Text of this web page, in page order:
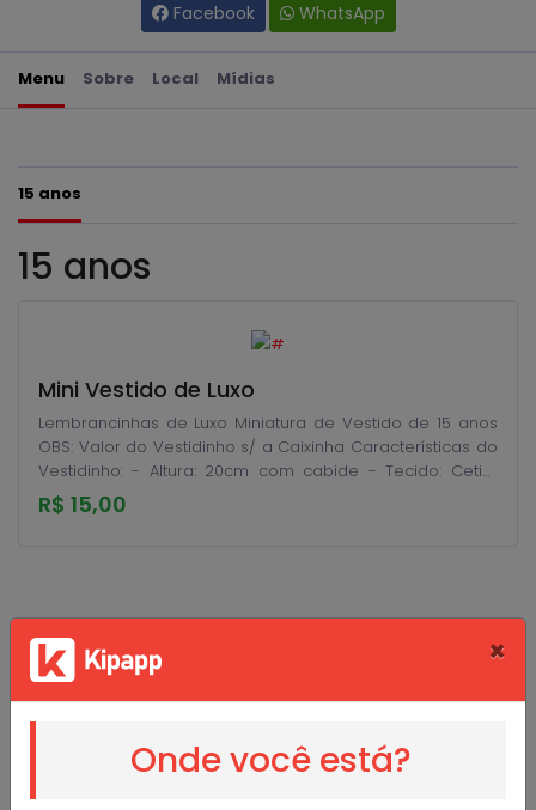
×
Onde você está?
Facebook
WhatsApp
Menu Sobre Local Mídias
15 anos
15 anos
Mini Vestido de Luxo
Lembrancinhas de Luxo Miniatura de Vestido de 15 anos
OBS: Valor do Vestidinho s/ a Caixinha Características do
Vestidinho: - Altura: 20cm com cabide - Tecido: Cetim
,Organza , Renda - Cor do Vestidinho: Você escolhe -
Cabide: Branco - Fragrâncias: Lavanda Inglesa ou que o
R$ 15,00
Lembrancinhas Manart